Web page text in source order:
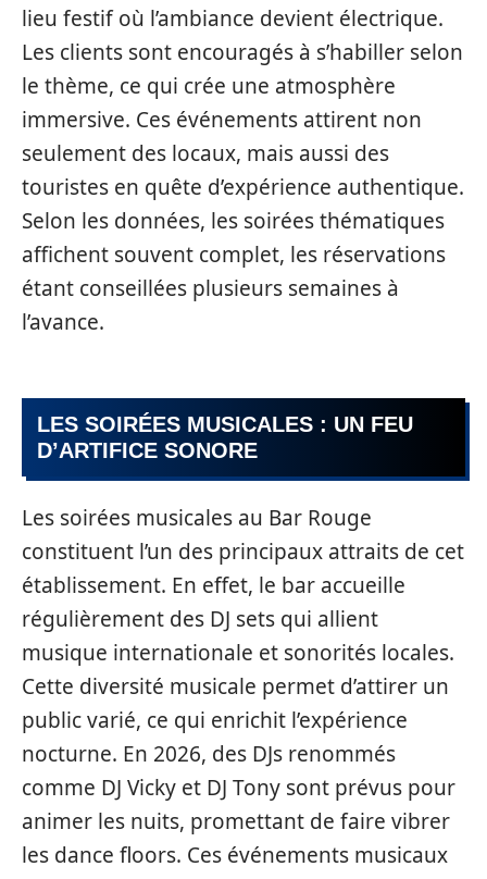
lieu festif où l’ambiance devient électrique.
Les clients sont encouragés à s’habiller selon
le thème, ce qui crée une atmosphère
immersive. Ces événements attirent non
seulement des locaux, mais aussi des
touristes en quête d’expérience authentique.
Selon les données, les soirées thématiques
affichent souvent complet, les réservations
étant conseillées plusieurs semaines à
l’avance.
LES SOIRÉES MUSICALES : UN FEU
D’ARTIFICE SONORE
Les soirées musicales au Bar Rouge
constituent l’un des principaux attraits de cet
établissement. En effet, le bar accueille
régulièrement des DJ sets qui allient
musique internationale et sonorités locales.
Cette diversité musicale permet d’attirer un
public varié, ce qui enrichit l’expérience
nocturne. En 2026, des DJs renommés
comme DJ Vicky et DJ Tony sont prévus pour
animer les nuits, promettant de faire vibrer
les dance floors. Ces événements musicaux